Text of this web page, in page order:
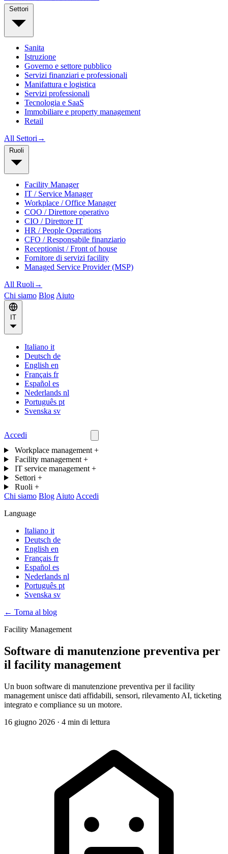
Sanita
Istruzione
Governo e settore pubblico
Servizi finanziari e professionali
Manifattura e logistica
Servizi professionali
Tecnologia e SaaS
Immobiliare e property management
Retail
All Settori →
Facility Manager
IT / Service Manager
Workplace / Office Manager
COO / Direttore operativo
CIO / Direttore IT
HR / People Operations
CFO / Responsabile finanziario
Receptionist / Front of house
Fornitore di servizi facility
Managed Service Provider (MSP)
All Ruoli →
Chi siamo Blog Aiuto
Italiano it
Deutsch de
English en
Français fr
Español es
Nederlands nl
Português pt
Svenska sv
Accedi
Workplace management +
Facility management +
IT service management +
Settori +
Ruoli +
Chi siamo Blog Aiuto Accedi
Language
Italiano it
Deutsch de
English en
Français fr
Español es
Nederlands nl
Português pt
Svenska sv
← Torna al blog
Facility Management
Software di manutenzione preventiva per
il facility management
Un buon software di manutenzione preventiva per il facility
management unisce dati affidabili, sensori, rilevamento AI, ticketing
integrato e compliance su un motore.
16 giugno 2026 · 4 min di lettura